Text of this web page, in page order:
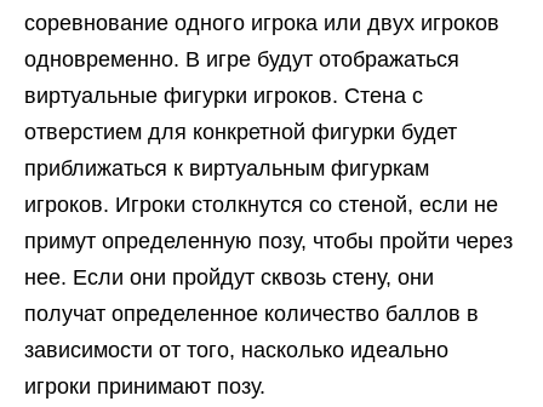
соревнование одного игрока или двух игроков
одновременно. В игре будут отображаться
виртуальные фигурки игроков. Стена с
отверстием для конкретной фигурки будет
приближаться к виртуальным фигуркам
игроков. Игроки столкнутся со стеной, если не
примут определенную позу, чтобы пройти через
нее. Если они пройдут сквозь стену, они
получат определенное количество баллов в
зависимости от того, насколько идеально
игроки принимают позу.